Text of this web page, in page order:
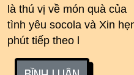
là thú vị về món quà của
tình yêu socola và Xin
phút tiếp theo l